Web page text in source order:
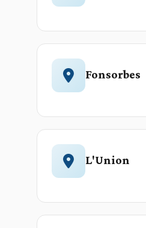
Fonsorbes
L'Union